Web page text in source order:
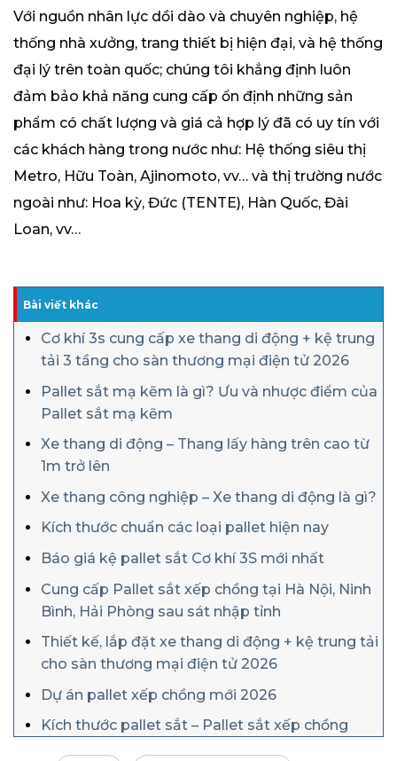
Với nguồn nhân lực dồi dào và chuyên nghiệp, hệ
thống nhà xưởng, trang thiết bị hiện đại, và hệ thống
đại lý trên toàn quốc; chúng tôi khẳng định luôn
đảm bảo khả năng cung cấp ổn định những sản
phẩm có chất lượng và giá cả hợp lý đã có uy tín với
các khách hàng trong nước như: Hệ thống siêu thị
Metro, Hữu Toàn, Ajinomoto, vv… và thị trường nước
ngoài như: Hoa kỳ, Đức (TENTE), Hàn Quốc, Đài
Loan, vv…
Bài viết khác
Cơ khí 3s cung cấp xe thang di động + kệ trung
tải 3 tầng cho sàn thương mại điện tử 2026
Pallet sắt mạ kẽm là gì? Ưu và nhược điểm của
Pallet sắt mạ kẽm
Xe thang di động – Thang lấy hàng trên cao từ
1m trở lên
Xe thang công nghiệp – Xe thang di động là gì?
Kích thước chuẩn các loại pallet hiện nay
Báo giá kệ pallet sắt Cơ khí 3S mới nhất
Cung cấp Pallet sắt xếp chồng tại Hà Nội, Ninh
Bình, Hải Phòng sau sát nhập tỉnh
Thiết kế, lắp đặt xe thang di động + kệ trung tải
cho sàn thương mại điện tử 2026
Dự án pallet xếp chồng mới 2026
Kích thước pallet sắt – Pallet sắt xếp chồng